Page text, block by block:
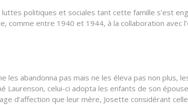
politiques et sociales tant cette famille s’est
entre 1940 et 1944, à la collaboration avec
abandonna pas mais ne les éleva pas non plus,
Laurenson, celui-ci adopta les enfants de son
d’affection que leur mère, Josette considérant